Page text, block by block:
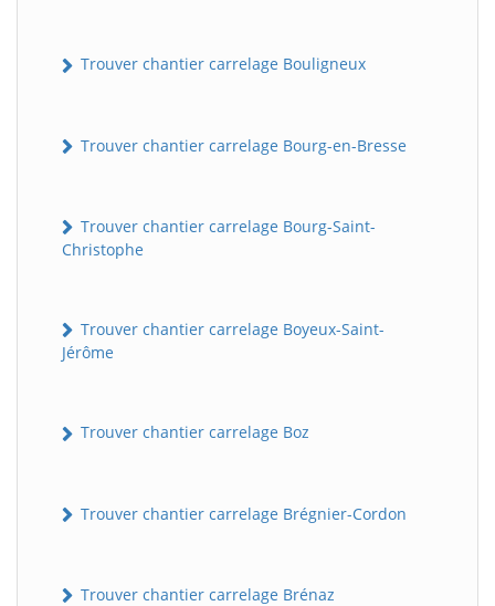
Trouver chantier carrelage Bouligneux
Trouver chantier carrelage Bourg-en-Bresse
Trouver chantier carrelage Bourg-Saint-
Christophe
Trouver chantier carrelage Boyeux-Saint-
Jérôme
Trouver chantier carrelage Boz
Trouver chantier carrelage Brégnier-Cordon
Trouver chantier carrelage Brénaz